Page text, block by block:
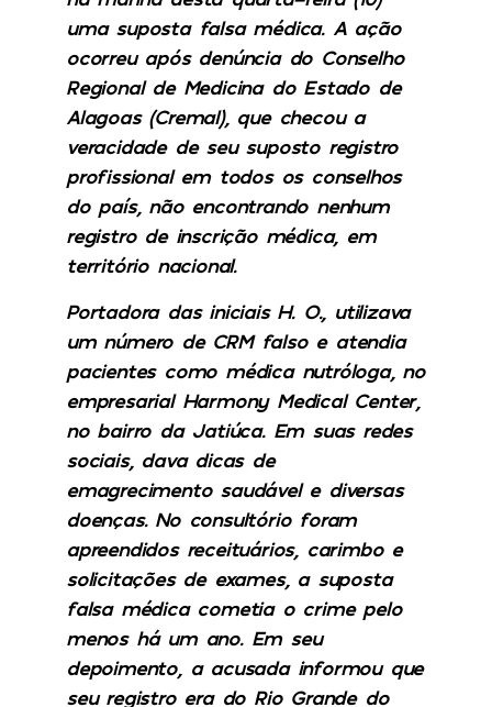
uma suposta falsa médica. A ação
ocorreu após denúncia do Conselho
Regional de Medicina do Estado de
Alagoas (Cremal), que checou a
veracidade de seu suposto registro
profissional em todos os conselhos
do país, não encontrando nenhum
registro de inscrição médica, em
território nacional.
Portadora das iniciais H. O., utilizava
um número de CRM falso e atendia
pacientes como médica nutróloga, no
empresarial Harmony Medical Center,
no bairro da Jatiúca. Em suas redes
sociais, dava dicas de
emagrecimento saudável e diversas
doenças. No consultório foram
apreendidos receituários, carimbo e
solicitações de exames, a suposta
falsa médica cometia o crime pelo
menos há um ano. Em seu
depoimento, a acusada informou que
seu registro era do Rio Grande do